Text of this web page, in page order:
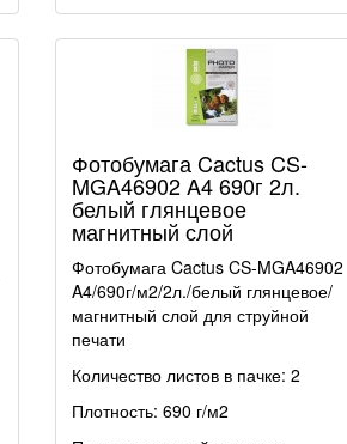
Фотобумага Cactus CS-
MGA46902 A4 690г 2л.
белый глянцевое
магнитный слой
Фотобумага Cactus CS-MGA46902
A4/690г/м2/2л./белый глянцевое/
магнитный слой для струйной
печати
Количество листов в пачке: 2
Плотность: 690 г/м2